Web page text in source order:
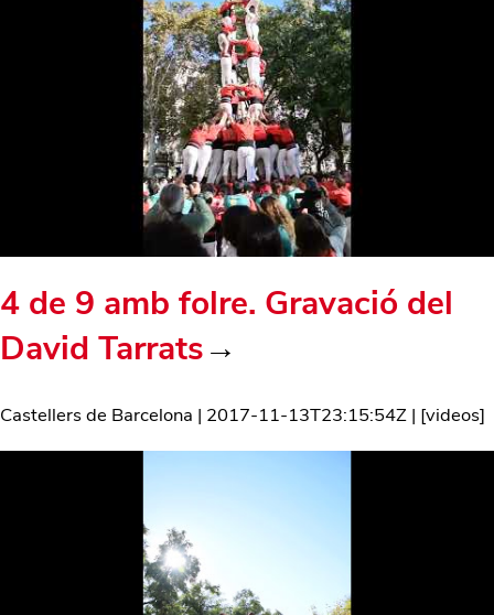
4 de 9 amb folre. Gravació del
David Tarrats→
Castellers de Barcelona | 2017-11-13T23:15:54Z | [videos]